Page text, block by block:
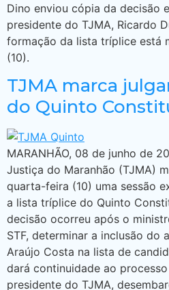
Dino enviou cópia da decisão
presidente do TJMA, Ricardo
formação da lista tríplice está
(10).
TJMA marca
do Quinto
MARANHÃO, 08 de junho de
Justiça do Maranhão (TJMA)
quarta-feira (10) uma sessão
a lista tríplice do Quinto
decisão ocorreu após o
STF, determinar a inclusão do
Araújo Costa na lista de
dará continuidade ao
presidente do TJMA,